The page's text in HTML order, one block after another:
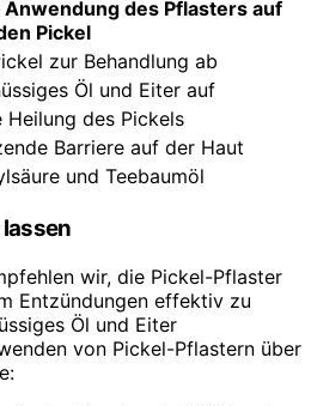
des Pflasters auf
Pickel
zur Behandlung ab
Öl und Eiter auf
Heilung des Pickels
Barriere auf der Haut
und Teebaumöl
wir, die Pickel-Pflaster
Entzündungen effektiv zu
Öl und Eiter
von Pickel-Pflastern über